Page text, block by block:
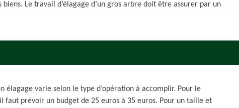
Le travail d’élagage d’un gros arbre doit être assurer par un
élagage varie selon le type d’opération à accomplir. Pour le
faut prévoir un budget de 25 euros à 35 euros. Pour un taille et